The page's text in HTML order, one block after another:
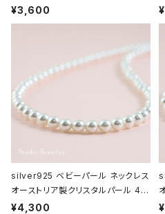
ロジウム br-93 br-93
¥3,600
silver925 ベビーパール ネックレス
オーストリア製クリスタルパール 4m
mパール 38cm又は42cm シンプル
¥4,300